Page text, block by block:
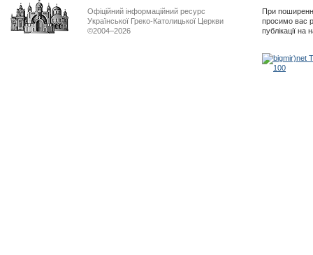
Офіційний інформаційний ресурс
Української Греко-Католицької Церкви
©2004–2026
При
просимо вас
публікації на